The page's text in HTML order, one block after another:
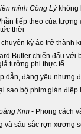
minh Công Lýkhông
tiếp theo của
thời
chuyện kỳ ảo trở thành
Butler chiến đấu với
tưởng phi thực tế
dẫn, đáng yêu nhưng
sao bộ phim gián điệp
Kim - Phong cách
và sâu sắc rợn xương